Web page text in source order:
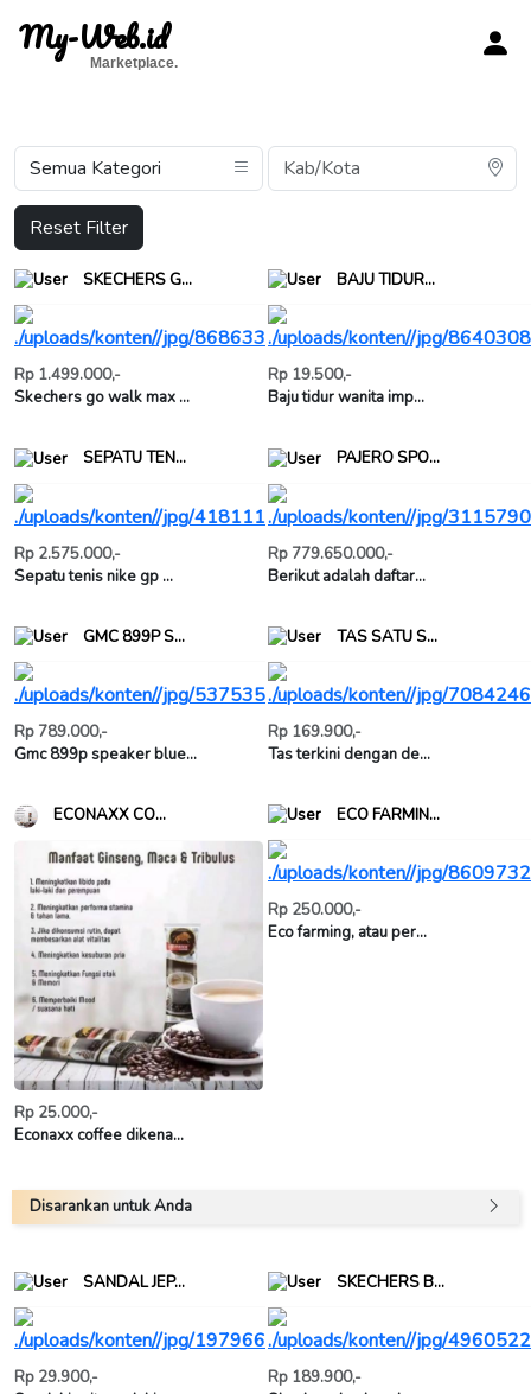
My-Web.id
Marketplace.
Reset Filter
SKECHERS G...
Rp 1.499.000,-
Skechers go walk max ...
BAJU TIDUR...
Rp 19.500,-
Baju tidur wanita imp...
SEPATU TEN...
Rp 2.575.000,-
Sepatu tenis nike gp ...
PAJERO SPO...
Rp 779.650.000,-
Berikut adalah daftar...
GMC 899P S...
Rp 789.000,-
Gmc 899p speaker blue...
TAS SATU S...
Rp 169.900,-
Tas terkini dengan de...
ECONAXX CO...
Rp 25.000,-
Econaxx coffee dikena...
ECO FARMIN...
Rp 250.000,-
Eco farming, atau per...
Disarankan untuk Anda
SANDAL JEP...
Rp 29.900,-
SKECHERS B...
Rp 189.900,-